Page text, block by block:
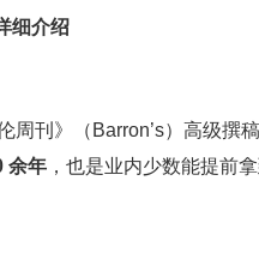
细介绍
刊》（Barron’s）高级撰稿
余年 ，也是业内少数能提前